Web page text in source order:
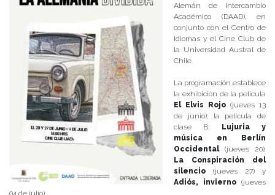
Alemán de Intercambio
Académico (DAAD), en
conjunto con el Centro de
Idiomas y el Cine Club de
la Universidad Austral de
Chile.
La programación establece
la exhibición de la película
El Elvis Rojo (jueves 13
de junio); la película de
clase B: Lujuria y
música en Berlín
Occidental(jueves 20);
La Conspiración del
silencio (jueves 27) y
Adiós, invierno (jueves
04 de julio).